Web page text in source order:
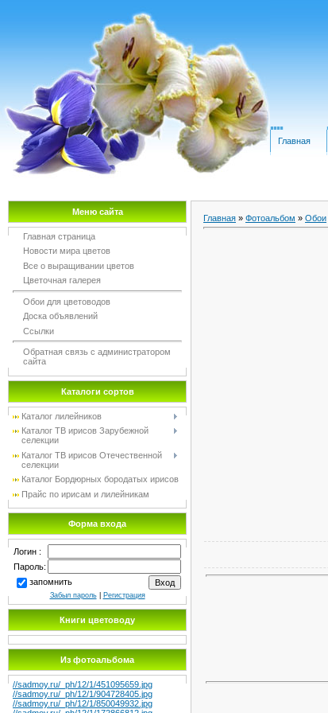
Главная
Меню сайта
Главная страница
Новости мира цветов
Все о выращивании цветов
Цветочная галерея
Обои для цветоводов
Доска объявлений
Ссылки
Обратная связь с администратором
сайта
Каталоги сортов
Каталог лилейников
Каталог TB ирисов Зарубежной
селекции
Каталог TB ирисов Отечественной
селекции
Каталог Бордюрных бородатых ирисов
Прайс по ирисам и лилейникам
Форма входа
Логин :
Пароль:
запомнить
Забыл пароль| Регистрация
Книги цветоводу
Из фотоальбома
//sadmoy.ru/_ph/12/1/451095659.jpg
//sadmoy.ru/_ph/12/1/904728405.jpg
//sadmoy.ru/_ph/12/1/850049932.jpg
Главная » Фотоальбом » Обои